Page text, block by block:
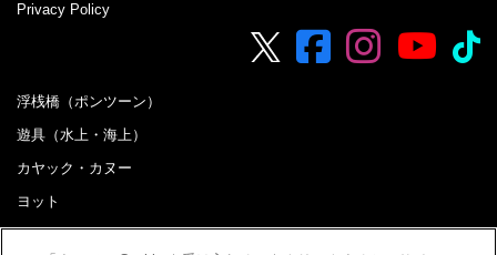
Privacy Policy
浮桟橋（ポンツーン）
遊具（水上・海上）
カヤック・カヌー
ヨット
ボート